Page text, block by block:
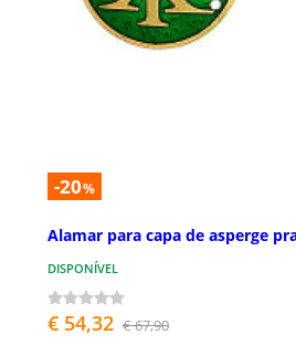
-20%
Alamar para capa de asperge
DISPONÍVEL
€ 54,32 € 67,90